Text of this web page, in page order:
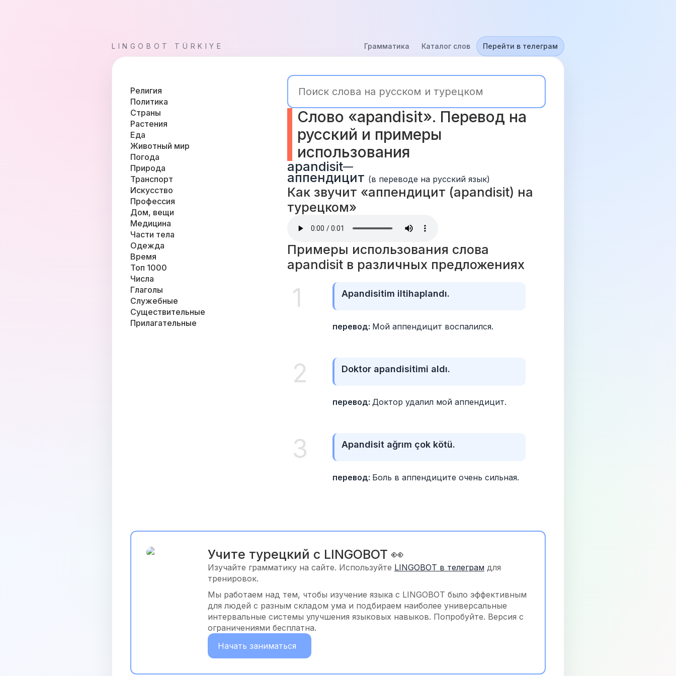
LINGOBOT TÜRKIYE Грамматика Каталог слов Перейти в телеграм
Религия
Политика
Страны
Растения
Еда
Животный мир
Погода
Природа
Транспорт
Искусство
Профессия
Дом, вещи
Медицина
Части тела
Одежда
Время
Топ 1000
Числа
Глаголы
Служебные
Существительные
Прилагательные
Слово «apandisit». Перевод на
русский и примеры
использования
apandisit—
аппендицит (в переводе на русский язык)
Как звучит «аппендицит (apandisit) на
турецком»
Примеры использования слова
apandisit в различных предложениях
1 Apandisitim iltihaplandı.
перевод: Мой аппендицит воспалился.
2 Doktor apandisitimi aldı.
перевод: Доктор удалил мой аппендицит.
3 Apandisit ağrım çok kötü.
перевод: Боль в аппендиците очень сильная.
Учите турецкий с LINGOBOT 👀
Изучайте грамматику на сайте. Используйте LINGOBOT в телеграм для
тренировок.
Мы работаем над тем, чтобы изучение языка с LINGOBOT было эффективным
для людей с разным складом ума и подбираем наиболее универсальные
интервальные системы улучшения языковых навыков. Попробуйте. Версия с
ограничениями бесплатна.
Начать заниматься